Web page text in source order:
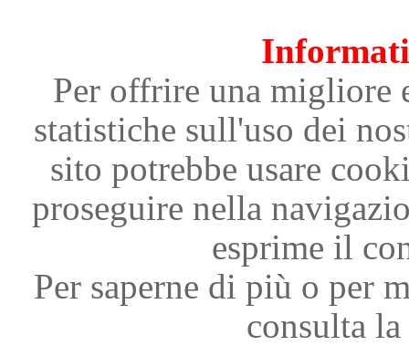
Per offrire una migliore
statistiche sull'uso dei
sito potrebbe usare
proseguire nella
esprime il
Per saperne di più o per
consulta